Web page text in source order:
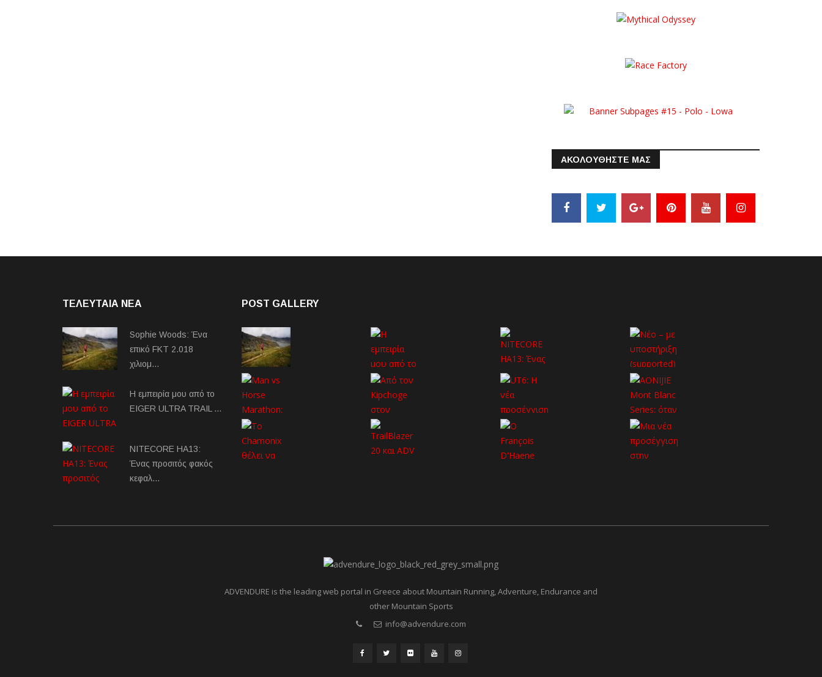
ΑΚΟΛΟΥΘΗΣΤΕ ΜΑΣ
ΤΕΛΕΥΤΑΙΑ NEA
Sophie Woods: Ένα
επικό FKT 2.018
χιλιομ…
Η εμπειρία μου από το
EIGER ULTRA TRAIL …
NITECORE HA13:
Ένας προσιτός φακός
κεφαλ…
POST GALLERY
ADVENDURE is the leading web portal in Greece about Mountain Running, Adventure, Endurance and
other Mountain Sports
info@advendure.com